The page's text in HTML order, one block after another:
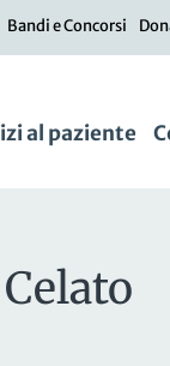
Bandi e Concorsi
al paziente